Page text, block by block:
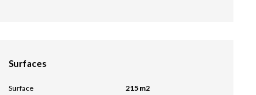
Surfaces
Surface
215 m2